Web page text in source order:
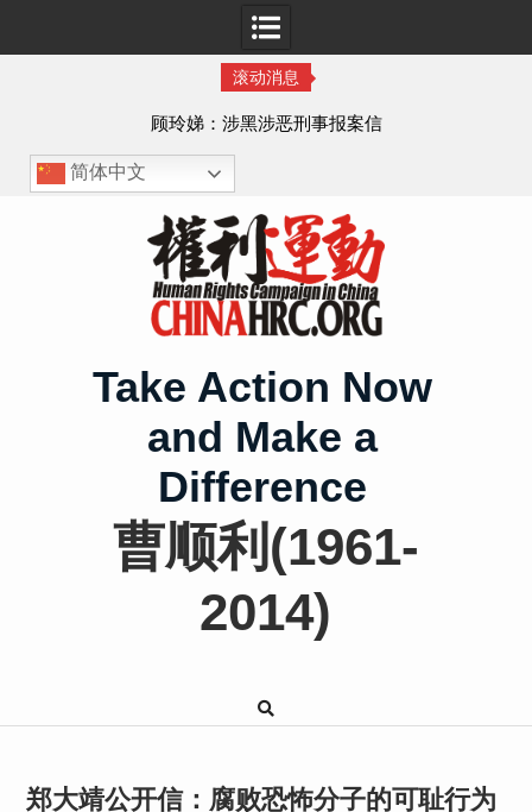
滚动消息
顾玲娣：涉黑涉恶刑事报案信
简体中文
Take Action Now
and Make a
Difference
曹顺利(1961-
2014)
郑大靖公开信：腐败恐怖分子的可耻行为